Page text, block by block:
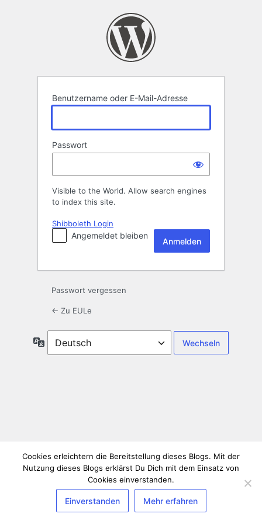
Benutzername oder E-Mail-Adresse
Passwort
Visible to the World. Allow search engines
to index this site.
Shibboleth Login
Angemeldet bleiben
Passwort vergessen
← Zu EULe
Sprache
Cookies erleichtern die Bereitstellung dieses Blogs. Mit der
Nutzung dieses Blogs erklärst Du Dich mit dem Einsatz von
Cookies einverstanden.
Einverstanden Mehr erfahren